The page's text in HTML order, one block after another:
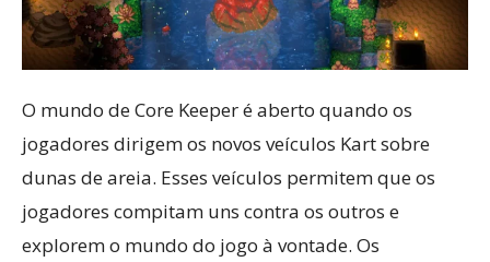
O mundo de Core Keeper é aberto quando os
jogadores dirigem os novos veículos Kart sobre
dunas de areia. Esses veículos permitem que os
jogadores compitam uns contra os outros e
explorem o mundo do jogo à vontade. Os